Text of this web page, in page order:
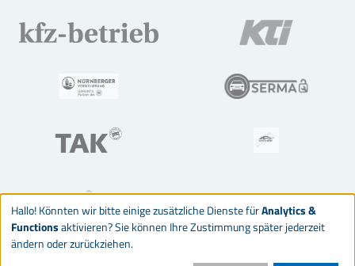
© 2026 Deutsches Kraftfahrzeuggewerbe
Hallo! Könnten wir bitte einige zusätzliche Dienste fürAnalytics &
Functionsaktivieren? Sie können Ihre Zustimmung später jederzeit
ändern oder zurückziehen.